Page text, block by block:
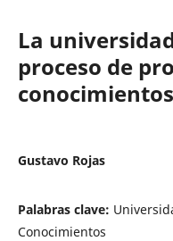
La
proceso de
conocimientos
Gustavo Rojas
Palabras clave:
Conocimientos